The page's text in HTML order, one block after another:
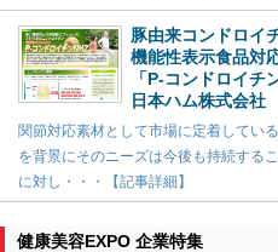
豚由来コンドロイ
機能性表示食品対
「P-コンドロイチ
日本ハム株式会社
関節対応素材として市場に定着してい
を背景にそのニーズは今後も持続する
に対し・・・【記事詳細】
健康美容EXPO 企業特集